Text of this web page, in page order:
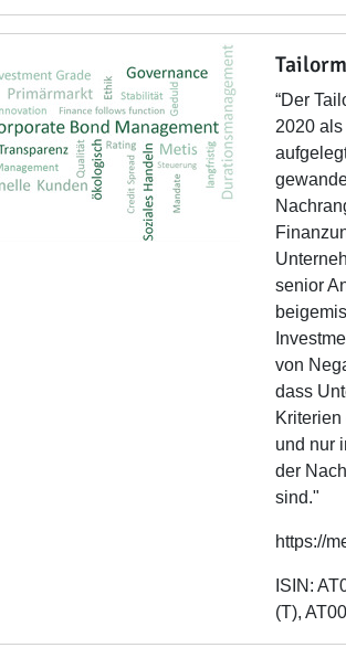
“Der
2020
senior
von
dass
und nur
der
sind."
https://
ISIN:
(T),